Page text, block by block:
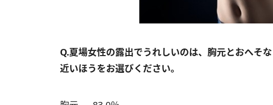
Q.夏場女性の露出でうれしいのは、胸元とおへそ
近いほうをお選びください。